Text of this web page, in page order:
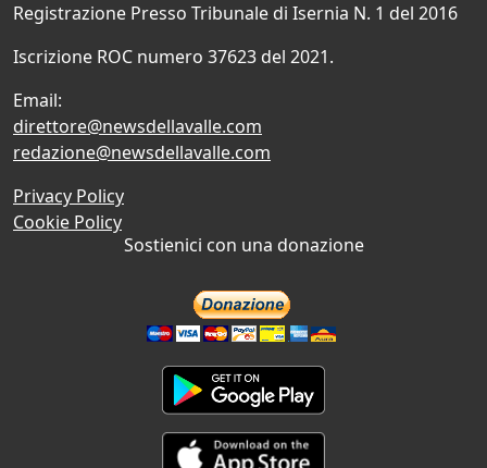
Registrazione Presso Tribunale di Isernia N. 1 del 2016
Iscrizione ROC numero 37623 del 2021.
Email:
direttore@newsdellavalle.com
redazione@newsdellavalle.com
Privacy Policy
Cookie Policy
Sostienici con una donazione